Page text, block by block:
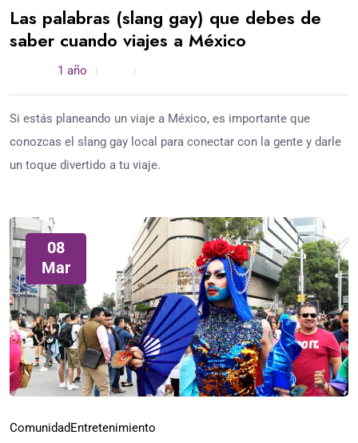
Las palabras (slang gay) que debes de
saber cuando viajes a México
1 año
Si estás planeando un viaje a México, es importante que
conozcas el slang gay local para conectar con la gente y darle
un toque divertido a tu viaje.
08
Mar
ComunidadEntretenimiento